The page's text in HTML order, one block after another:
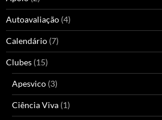
Autoavaliação (4)
Calendário (7)
Clubes (15)
Apesvico (3)
Ciência Viva (1)